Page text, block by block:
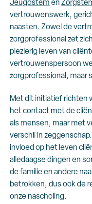
vertrouwenswerk,
naasten. Zowel de
zorgprofessional zet
plezierig leven van
vertrouwenspersoon
zorgprofessional, maar
Met dit initiatief richten
het contact met de
als mensen, maar met
verschil in
invloed op het leven
alledaagse dingen en
de familie en andere
betrokken, dus ook de
onze nascholing.